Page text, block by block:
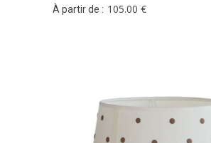
À partir de : 105.00 €